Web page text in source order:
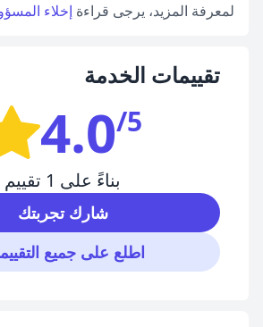
لمعرفة المزيد، يرجى قراءة إخلاء
تقييمات الخدمة
4.0/5
بناءً على 1 تقييم
شارك تجربتك
اطلع على جميع